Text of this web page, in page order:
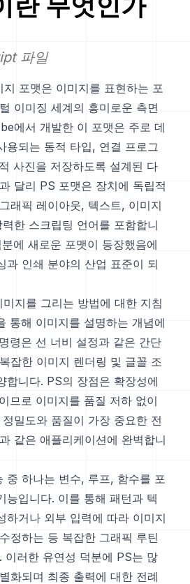
파일
포맷은 이미지를 표현하는 포
이미징 세계의 흥미로운 측면
에서 개발한 이 포맷은 주로 데
용되는 동적 타입, 연결 프로그
사진을 저장하도록 설계된 다
달리 PS 포맷은 장치에 독립적
래픽 레이아웃, 텍스트, 이미지
한 스크립팅 언어를 포함합니
에 새로운 포맷이 등장했음에
과 인쇄 분야의 산업 표준이 되
지를 그리는 방법에 대한 지침
통해 이미지를 설명하는 개념에
령은 선 너비 설정과 같은 간단
잡한 이미지 렌더링 및 글꼴 조
합니다. PS의 장점은 확장성에
므로 이미지를 품질 저하 없이
밀도와 품질이 가장 중요한 전
같은 애플리케이션에 완벽합니
중 하나는 변수, 루프, 함수를 포
능입니다. 이를 통해 패턴과 텍
하거나 외부 입력에 따라 이미지
정하는 등 복잡한 그래픽 루틴
이러한 유연성 덕분에 PS는 많
화되며 최종 출력에 대한 전례